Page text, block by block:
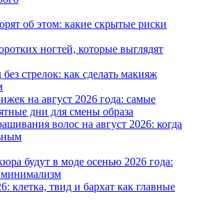
об этом: какие скрытые риски
ногтей, которые выглядят
стрелок: как сделать макияж
на август 2026 года: самые
дни для смены образа
волос на август 2026: когда
будут в моде осенью 2026 года:
минимализм
клетка, твид и бархат как главные